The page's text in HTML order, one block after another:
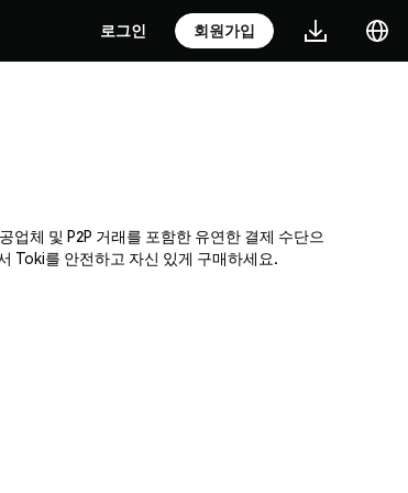
로그인 회원가입
체 및 P2P 거래를 포함한 유연한 결제 수단으
Toki를 안전하고 자신 있게 구매하세요.